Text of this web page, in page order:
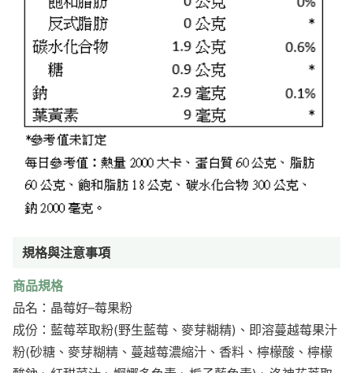
規格與注意事項
商品規格
品名：晶莓好–莓果粉
成份：藍莓萃取粉(野生藍莓、麥芽糊精)、即溶蔓越莓果汁
粉(砂糖、麥芽糊精、蔓越莓濃縮汁、香料、檸檬酸、檸檬